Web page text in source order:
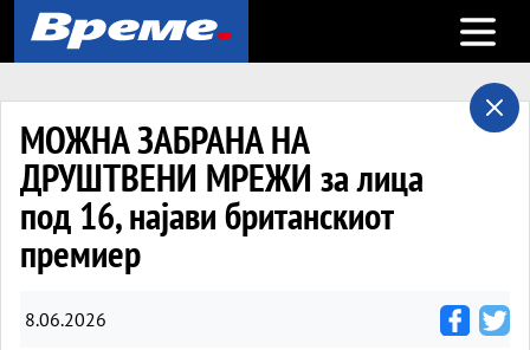
Open
МОЖНА ЗАБРАНА НА
ДРУШТВЕНИ МРЕЖИ за лица
под 16, најави британскиот
премиер
8.06.2026